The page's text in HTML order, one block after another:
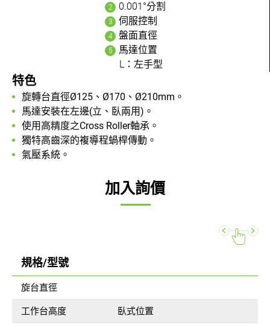
特色
旋轉台直徑Ø125、Ø170、Ø210mm。
馬達安裝在左邊(立、臥兩用)。
使用高精度之Cross Roller軸承。
獨特高齒深的複導程蝸桿傳動。
氣壓系統。
0.001°分割
伺服控制
盤面直徑
馬達位置
L：左手型
加入詢價
規格/型號
旋台直徑
工作台高度 臥式位置